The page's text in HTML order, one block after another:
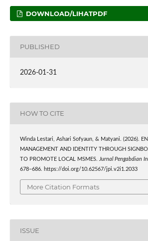
DOWNLOAD/LIHATPDF
PUBLISHED
2026-01-31
HOW TO CITE
Winda Lestari, Ashari Sofyaun, & Matyani. (2026).
MANAGEMENT AND IDENTITY THROUGH
TO PROMOTE LOCAL MSMES.
Jurnal Pengabdian
678–686. https://doi.org/10.62567/jpi.v2i1.2033
More Citation Formats
ISSUE